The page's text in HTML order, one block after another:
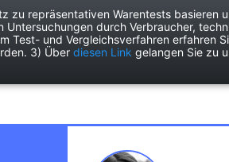
Freizeit Garten Haushalt
repräsentativen Warentests basieren
durch Verbraucher,
Test- und Vergleichsverfahren erfahren
3) Überdiesen Link gelangen Sie zu